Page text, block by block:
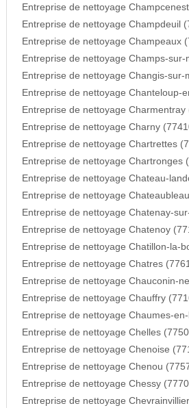
Entreprise de nettoyage
Entreprise de nettoyage Champdeuil
Entreprise de nettoyage Champeaux
Entreprise de nettoyage Champs-sur-
Entreprise de nettoyage Changis-sur-
Entreprise de nettoyage Chanteloup-
Entreprise de nettoyage Charmentray
Entreprise de nettoyage Charny
Entreprise de nettoyage Chartrettes
Entreprise de nettoyage Chartronges
Entreprise de nettoyage Chateau-
Entreprise de nettoyage
Entreprise de nettoyage Chatenay-
Entreprise de nettoyage Chatenoy
Entreprise de nettoyage Chatillon-la-
Entreprise de nettoyage Chatres
Entreprise de nettoyage Chauconin-
Entreprise de nettoyage Chauffry
Entreprise de nettoyage Chaumes-
Entreprise de nettoyage Chelles
Entreprise de nettoyage Chenoise
Entreprise de nettoyage Chenou
Entreprise de nettoyage Chessy
Entreprise de nettoyage